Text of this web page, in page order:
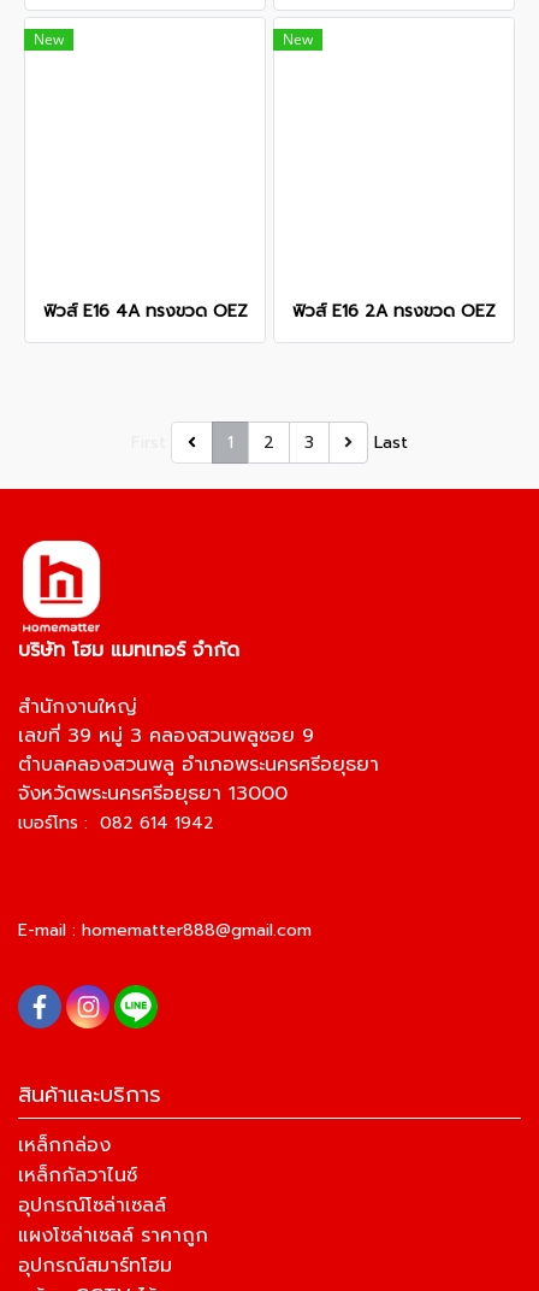
New
ฟิวส์ E16 4A ทรงขวด OEZ
New
ฟิวส์ E16 2A ทรงขวด OEZ
1 2 3 Last
บริษัท โฮม แมทเทอร์ จำกัด
สำนักงานใหญ่
เลขที่ 39 หมู่ 3 คลองสวนพลูซอย 9
ตำบลคลองสวนพลู อำเภอพระนครศรีอยุธยา
จังหวัดพระนครศรีอยุธยา 13000
เบอร์โทร : 082 614 1942
E-mail : homematter888@gmail.com
สินค้าและบริการ
เหล็กกล่อง
เหล็กกัลวาไนซ์
อุปกรณ์โซล่าเซลล์
แผงโซล่าเซลล์ ราคาถูก
อุปกรณ์สมาร์ทโฮม